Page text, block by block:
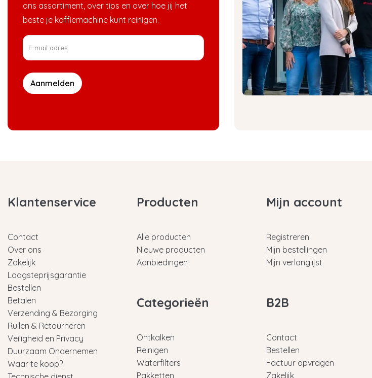
ons assortiment, over tips en over hoe jij het
beste je koffiemachine kunt reinigen.
Aanmelden
Klantenservice
Contact
Over ons
Zakelijk
Laagsteprijsgarantie
Bestellen
Betalen
Verzending & Bezorging
Ruilen & Retourneren
Veiligheid en Privacy
Duurzaam Ondernemen
Waar te koop?
Producten
Alle producten
Nieuwe producten
Aanbiedingen
Categorieën
Ontkalken
Reinigen
Waterfilters
Pakketten
Mijn account
Registreren
Mijn bestellingen
Mijn verlanglijst
B2B
Contact
Bestellen
Factuur opvragen
Zakelijk